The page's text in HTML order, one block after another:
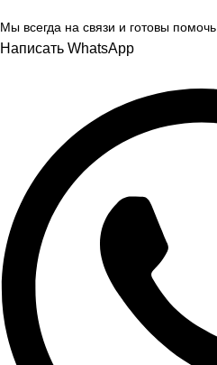
Мы всегда на связи и готовы помочь
Написать WhatsApp